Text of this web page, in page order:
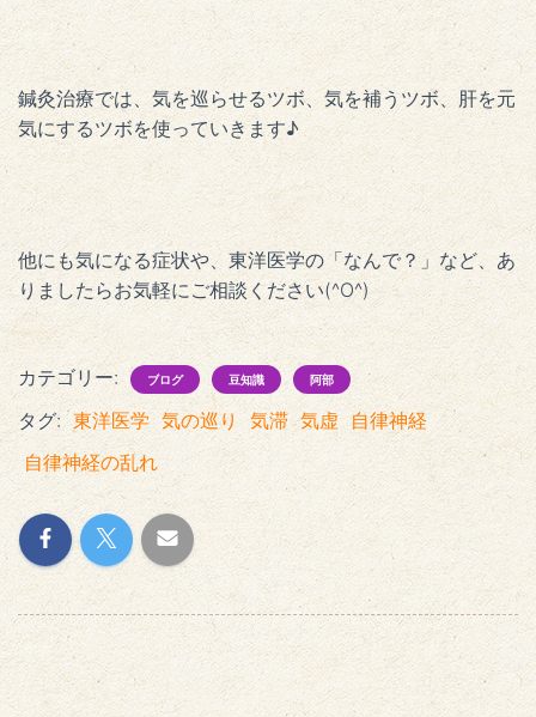
鍼灸治療では、気を巡らせるツボ、気を補うツボ、肝を元
気にするツボを使っていきます♪
他にも気になる症状や、東洋医学の「なんで？」など、あ
りましたらお気軽にご相談ください(^O^)
カテゴリー: ブログ 豆知識 阿部
タグ: 東洋医学 気の巡り 気滞 気虚
自律神経
自律神経の乱れ